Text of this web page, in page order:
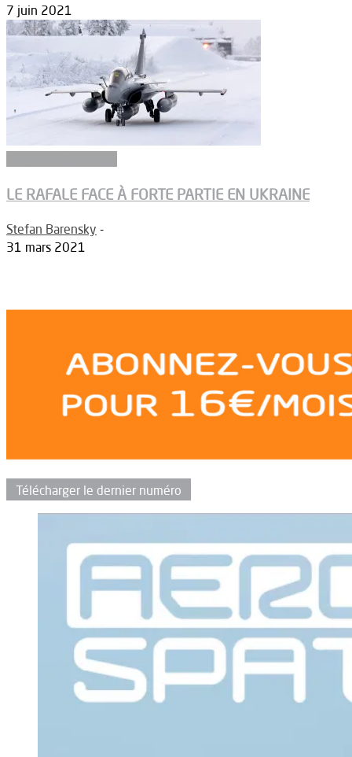
7 juin 2021
LE RAFALE FACE À FORTE PARTIE EN UKRAINE
Stefan Barensky -
31 mars 2021
Télécharger le dernier numéro